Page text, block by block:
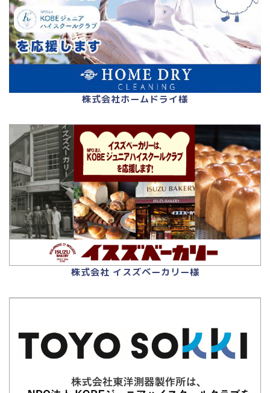
株式会社ホームドライ様
株式会社 イスズベーカリー様